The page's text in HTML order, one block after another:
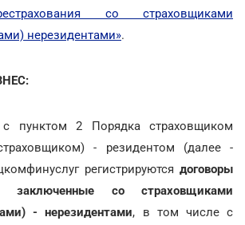
со страховщиками
нерезидентами».
с пунктом 2 Порядка страховщиком
- резидентом (далее -
регистрируются договоры
заключенные со страховщиками
- нерезидентами, в том числе с